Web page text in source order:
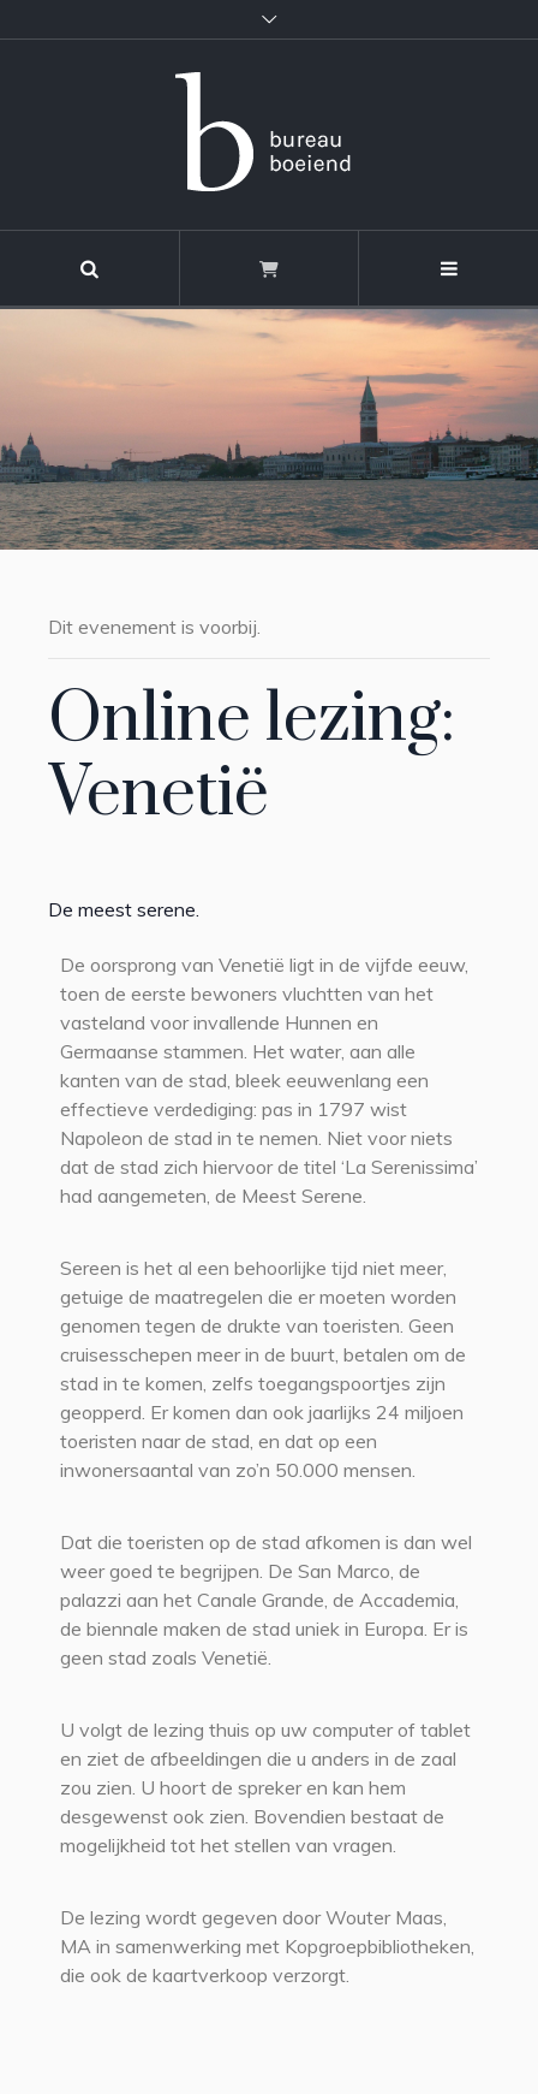
Dit evenement is voorbij.
Online lezing:
Venetië
De meest serene.
De oorsprong van Venetië ligt in de vijfde eeuw,
toen de eerste bewoners vluchtten van het
vasteland voor invallende Hunnen en
Germaanse stammen. Het water, aan alle
kanten van de stad, bleek eeuwenlang een
effectieve verdediging: pas in 1797 wist
Napoleon de stad in te nemen. Niet voor niets
dat de stad zich hiervoor de titel ‘La Serenissima’
had aangemeten, de Meest Serene.
Sereen is het al een behoorlijke tijd niet meer,
getuige de maatregelen die er moeten worden
genomen tegen de drukte van toeristen. Geen
cruisesschepen meer in de buurt, betalen om de
stad in te komen, zelfs toegangspoortjes zijn
geopperd. Er komen dan ook jaarlijks 24 miljoen
toeristen naar de stad, en dat op een
inwonersaantal van zo’n 50.000 mensen.
Dat die toeristen op de stad afkomen is dan wel
weer goed te begrijpen. De San Marco, de
palazzi aan het Canale Grande, de Accademia,
de biennale maken de stad uniek in Europa. Er is
geen stad zoals Venetië.
U volgt de lezing thuis op uw computer of tablet
en ziet de afbeeldingen die u anders in de zaal
zou zien. U hoort de spreker en kan hem
desgewenst ook zien. Bovendien bestaat de
mogelijkheid tot het stellen van vragen.
De lezing wordt gegeven door Wouter Maas,
MA in samenwerking met Kopgroepbibliotheken,
die ook de kaartverkoop verzorgt.